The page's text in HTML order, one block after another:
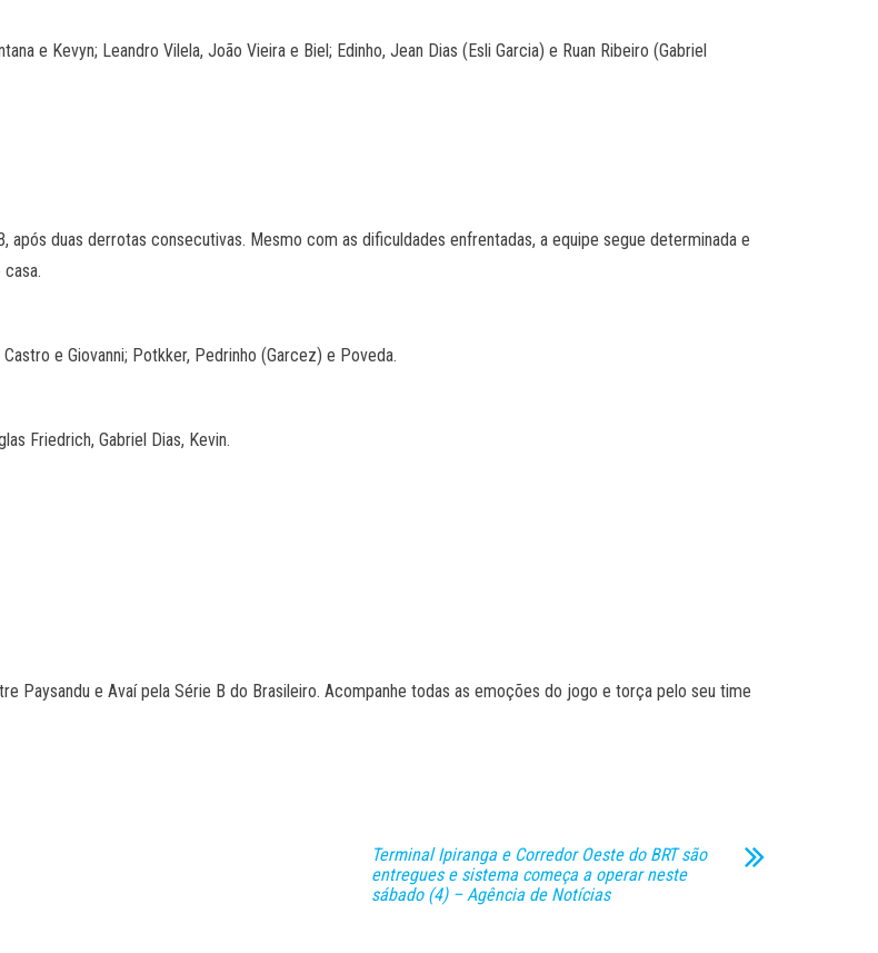
e Kevyn; Leandro Vilela, João Vieira e Biel; Edinho, Jean Dias (Esli Garcia) e Ruan Ribeiro (Gabriel
após duas derrotas consecutivas. Mesmo com as dificuldades enfrentadas, a equipe segue determinada e
e Giovanni; Potkker, Pedrinho (Garcez) e Poveda.
Friedrich, Gabriel Dias, Kevin.
Paysandu e Avaí pela Série B do Brasileiro. Acompanhe todas as emoções do jogo e torça pelo seu time
Terminal Ipiranga e Corredor Oeste do BRT são
entregues e sistema começa a operar neste
sábado (4) – Agência de Notícias